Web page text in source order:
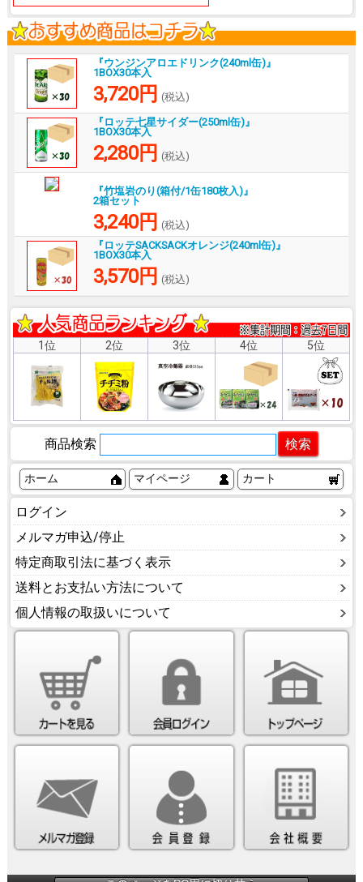
『ウンジンアロエドリンク(240ml缶)』
1BOX30本入
3,720円 (税込)
『ロッテ七星サイダー(250ml缶)』
1BOX30本入
2,280円 (税込)
『竹塩岩のり(箱付/1缶180枚入)』
2箱セット
3,240円 (税込)
『ロッテSACKSACKオレンジ(240ml缶)』
1BOX30本入
3,570円 (税込)
1位 2位 3位 4位 5位
商品検索
ホーム マイページ カート
ログイン
メルマガ申込/停止
特定商取引法に基づく表示
送料とお支払い方法について
個人情報の取扱いについて